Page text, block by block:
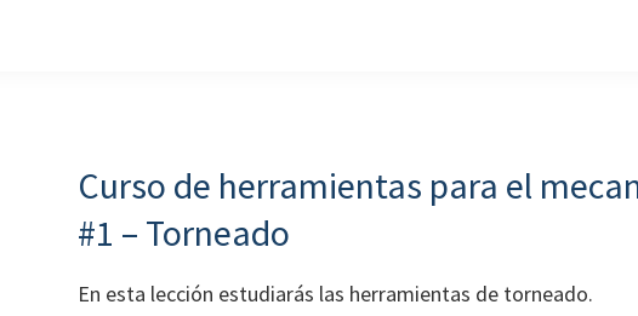
Curso de herramientas para el
#1 – Torneado
En esta lección estudiarás las herramientas de torneado.